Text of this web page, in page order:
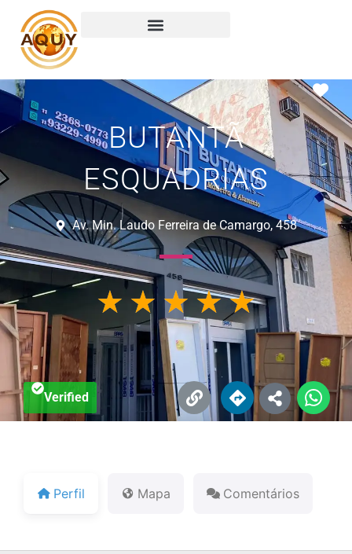
BUTANTÃ
ESQUADRIAS
Av. Min. Laudo Ferreira de Camargo, 458
☆ ☆ ☆☆☆
Verified
Perfil Mapa Comentários